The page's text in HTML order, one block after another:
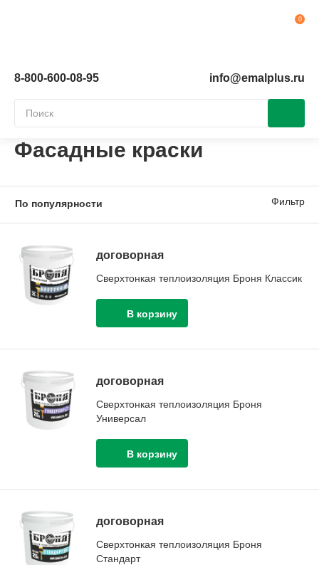
8-800-600-08-95 info@emalplus.ru
Фасадные краски
Фильтр
договорная
Сверхтонкая теплоизоляция Броня Классик
договорная
Сверхтонкая теплоизоляция Броня
Универсал
договорная
Сверхтонкая теплоизоляция Броня
Стандарт